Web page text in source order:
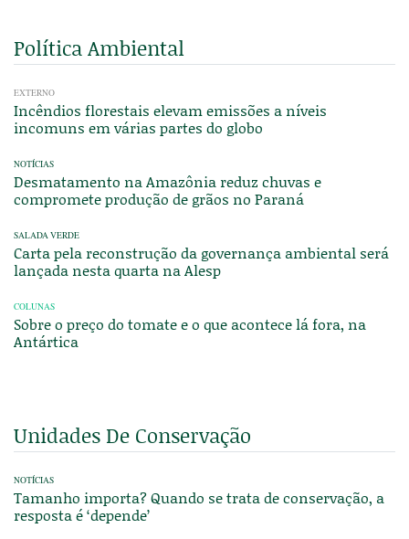
Política Ambiental
EXTERNO
Incêndios florestais elevam emissões a níveis
incomuns em várias partes do globo
NOTÍCIAS
Desmatamento na Amazônia reduz chuvas e
compromete produção de grãos no Paraná
SALADA VERDE
Carta pela reconstrução da governança ambiental será
lançada nesta quarta na Alesp
COLUNAS
Sobre o preço do tomate e o que acontece lá fora, na
Antártica
Unidades De Conservação
NOTÍCIAS
Tamanho importa? Quando se trata de conservação, a
resposta é ‘depende’